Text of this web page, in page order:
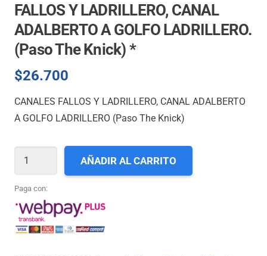
FALLOS Y LADRILLERO, CANAL
ADALBERTO A GOLFO LADRILLERO.
(Paso The Knick) *
$26.700
CANALES FALLOS Y LADRILLERO, CANAL ADALBERTO
A GOLFO LADRILLERO (Paso The Knick)
CARTA
N°
9800
CANALES
AÑADIR AL CARRITO
Paga con: